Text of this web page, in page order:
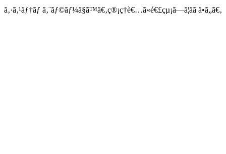
ã‚·ã‚¹ãƒ†ãƒ ã‚¨ãƒ©ãƒ¼ã§ã™ã€‚ç®¡ç†è€…ã«é€£çµ¡ã—ã¦ãã ã•ã„ã€‚